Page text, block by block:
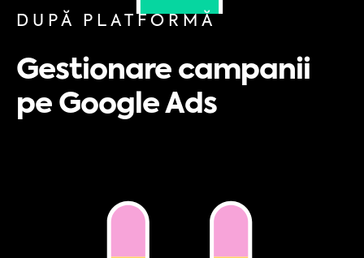
DUPĂ PLATFORMĂ
Gestionare campanii
pe Google Ads